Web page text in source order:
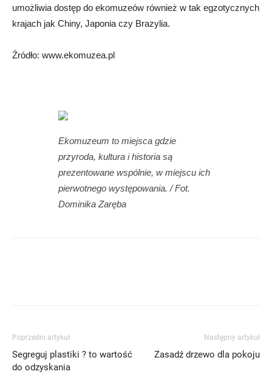
umożliwia dostęp do ekomuzeów również w tak egzotycznych
krajach jak Chiny, Japonia czy Brazylia.
Źródło: www.ekomuzea.pl
Ekomuzeum to miejsca gdzie
przyroda, kultura i historia są
prezentowane wspólnie, w miejscu ich
pierwotnego występowania. / Fot.
Dominika Zaręba
Poprzedni artykuł
Segreguj plastiki ? to wartość
do odzyskania
Następny artykuł
Zasadź drzewo dla pokoju